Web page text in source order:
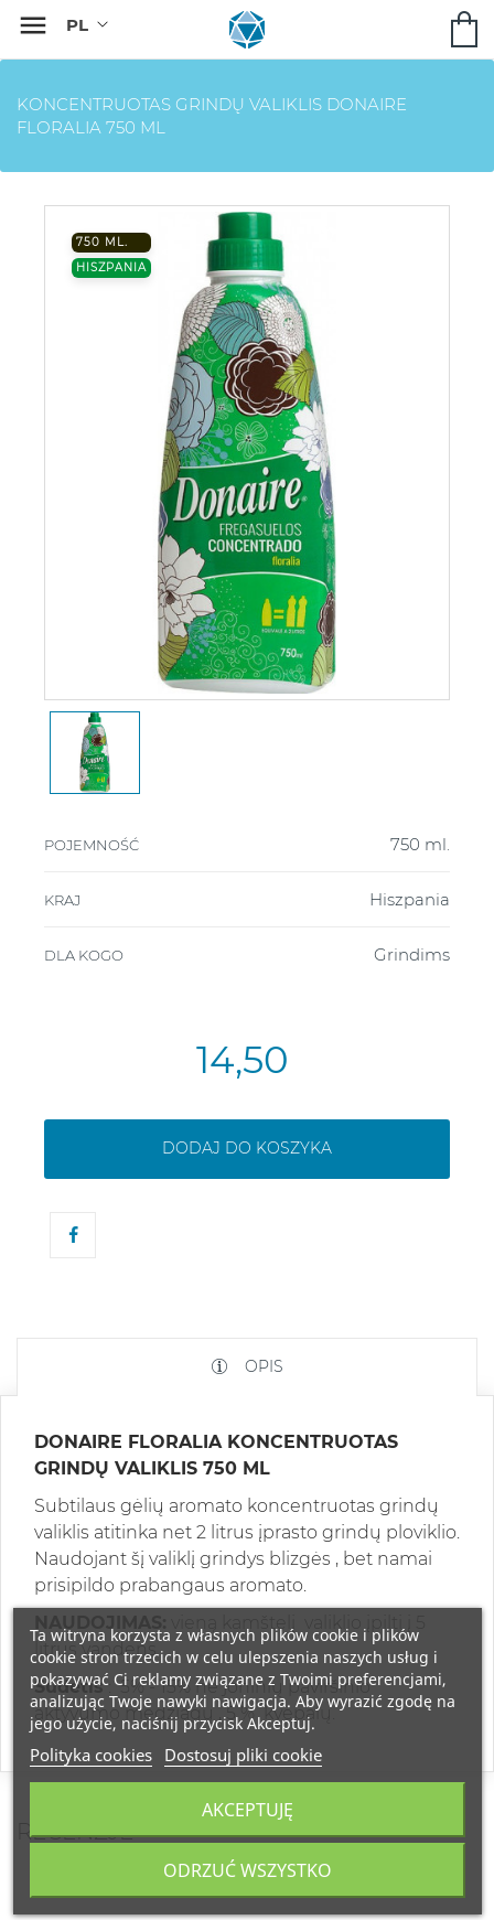

KONCENTRUOTAS GRINDŲ VALIKLIS DONAIRE
FLORALIA 750 ML
750 ML.
HISZPANIA
POJEMNOŚĆ 750 ml.
KRAJ Hiszpania
DLA KOGO Grindims
14,50
DODAJ DO KOSZYKA
OPIS
DONAIRE FLORALIA KONCENTRUOTAS
GRINDŲ VALIKLIS 750 ML
Subtilaus gėlių aromato koncentruotas grindų
valiklis atitinka net 2 litrus įprasto grindų ploviklio.
Naudojant šį valiklį grindys blizgės , bet namai
prisipildo prabangaus aromato.
litrus vandens.
Sudėtis: 5% - 15% ne joninių paviršinio
aktyvumo medžiagų , 5 % kvepalų.
RECENZJE
Ta witryna korzysta z własnych plików cookie i plików
cookie stron trzecich w celu ulepszenia naszych usług i
pokazywać Ci reklamy związane z Twoimi preferencjami,
analizując Twoje nawyki nawigacja. Aby wyrazić zgodę na
jego użycie, naciśnij przycisk Akceptuj.
Polityka cookies Dostosuj pliki cookie
ODRZUĆ WSZYSTKO
AKCEPTUJĘ